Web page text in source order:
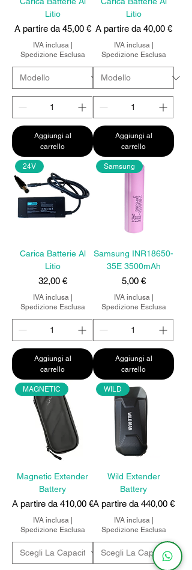
Litio
A partire da 45,00 €
Prezzo scontato
IVA inclusa|
Spedizione Esclusa
Aggiungi al
carrello
Litio
A partire da 40,00 €
Prezzo scontato
IVA inclusa|
Spedizione Esclusa
Aggiungi al
carrello
24V
Carica Batterie Al
Litio
Prezzo
32,00 €
IVA inclusa|
Spedizione Esclusa
Aggiungi al
carrello
Samsung
Samsung INR18650-
35E 3500mAh
Prezzo
5,00 €
IVA inclusa|
Spedizione Esclusa
Aggiungi al
carrello
MAGNETIC
Magnetic Extender
Battery
A partire da 410,00 €
Prezzo scontato
IVA inclusa|
Spedizione Esclusa
WILD
Wild Extender
Battery
A partire da 440,00 €
Prezzo scontato
IVA inclusa|
Spedizione Esclusa